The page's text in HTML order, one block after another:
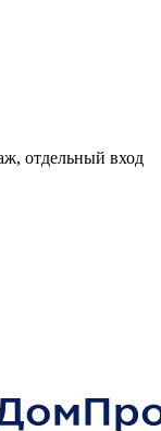
отдельный вход